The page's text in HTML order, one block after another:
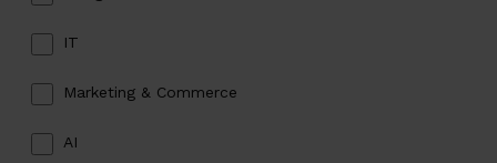
IT
Marketing & Commerce
AI